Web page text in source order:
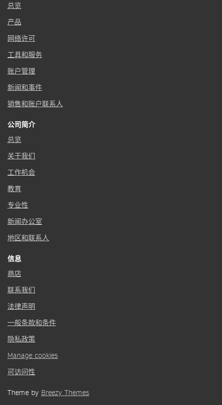
总览
产品
网络许可
工具和服务
账户管理
新闻和事件
销售和账户联系人
公司简介
总览
关于我们
工作机会
教育
专业性
新闻办公室
地区和联系人
信息
商店
联系我们
法律声明
一般条款和条件
隐私政策
Manage cookies
可访问性
Theme by Breezy Themes